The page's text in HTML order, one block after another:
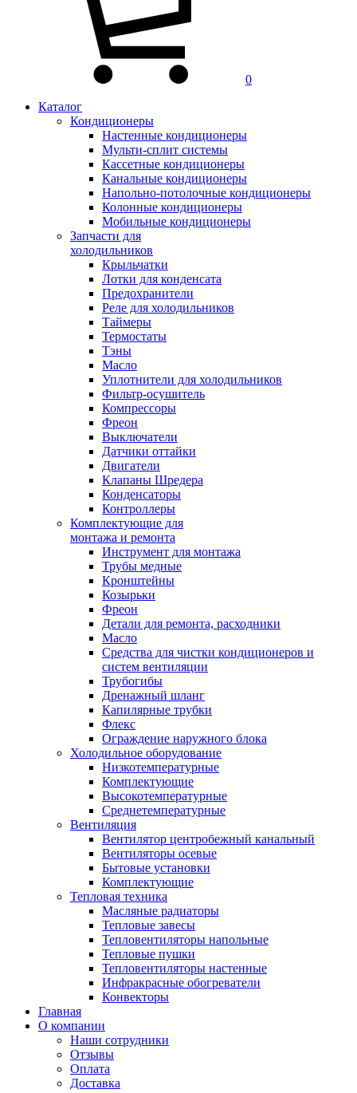
0
Каталог
Кондиционеры
Настенные кондиционеры
Мульти-сплит системы
Кассетные кондиционеры
Канальные кондиционеры
Напольно-потолочные кондиционеры
Колонные кондиционеры
Мобильные кондиционеры
Запчасти для
холодильников
Крыльчатки
Лотки для конденсата
Предохранители
Реле для холодильников
Таймеры
Термостаты
Тэны
Масло
Уплотнители для холодильников
Фильтр-осушитель
Компрессоры
Фреон
Выключатели
Датчики оттайки
Двигатели
Клапаны Шредера
Конденсаторы
Контроллеры
Комплектующие для
монтажа и ремонта
Инструмент для монтажа
Трубы медные
Кронштейны
Козырьки
Фреон
Детали для ремонта, расходники
Масло
Средства для чистки кондиционеров и
систем вентиляции
Трубогибы
Дренажный шланг
Капилярные трубки
Флекс
Ограждение наружного блока
Холодильное оборудование
Низкотемпературные
Комплектующие
Высокотемпературные
Среднетемпературные
Вентиляция
Вентилятор центробежный канальный
Вентиляторы осевые
Бытовые установки
Комплектующие
Тепловая техника
Масляные радиаторы
Тепловые завесы
Тепловентиляторы напольные
Тепловые пушки
Тепловентиляторы настенные
Инфракрасные обогреватели
Конвекторы
Главная
О компании
Наши сотрудники
Отзывы
Оплата
Доставка